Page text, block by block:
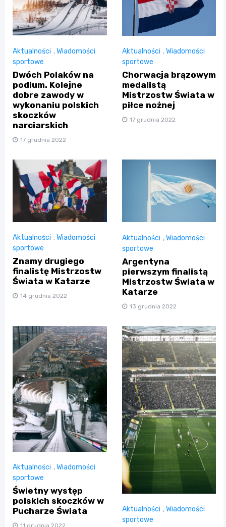
Aktualności ,Wiadomości
sportowe
Dwóch Polaków na
podium. Kolejne
dobre zawody w
wykonaniu polskich
skoczków
narciarskich
17 grudnia 2022
Aktualności ,Wiadomości
sportowe
Chorwacja brązowym
medalistą
Mistrzostw Świata w
piłce nożnej
17 grudnia 2022
Aktualności ,Wiadomości
sportowe
Znamy drugiego
finalistę Mistrzostw
Świata w Katarze
14 grudnia 2022
Aktualności ,Wiadomości
sportowe
Argentyna
pierwszym finalistą
Mistrzostw Świata w
Katarze
13 grudnia 2022
Aktualności ,Wiadomości
sportowe
Świetny występ
polskich skoczków w
Pucharze Świata
Aktualności ,Wiadomości
sportowe